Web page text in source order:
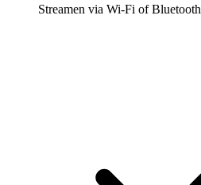
Streamen via Wi-Fi of Bluetooth